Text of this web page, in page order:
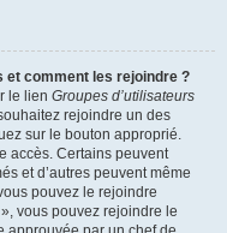
et comment les rejoindre ?
le lien Groupes d’utilisateurs
rejoindre un des
sur le bouton approprié.
accès. Certains peuvent
et d’autres peuvent même
pouvez le rejoindre
vous pouvez rejoindre le